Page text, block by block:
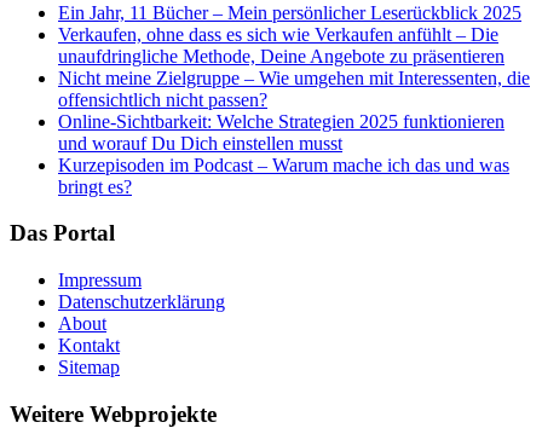
Ein Jahr, 11 Bücher – Mein persönlicher Leserückblick 2025
Verkaufen, ohne dass es sich wie Verkaufen anfühlt – Die
unaufdringliche Methode, Deine Angebote zu präsentieren
Nicht meine Zielgruppe – Wie umgehen mit Interessenten, die
offensichtlich nicht passen?
Online-Sichtbarkeit: Welche Strategien 2025 funktionieren
und worauf Du Dich einstellen musst
Kurzepisoden im Podcast – Warum mache ich das und was
bringt es?
Das Portal
Impressum
Datenschutzerklärung
About
Kontakt
Sitemap
Weitere Webprojekte